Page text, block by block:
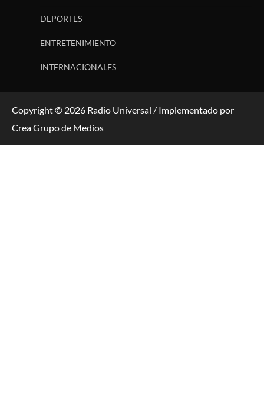
DEPORTES
ENTRETENIMIENTO
INTERNACIONALES
Copyright © 2026 Radio Universal / Implementado por
Crea Grupo de Medios